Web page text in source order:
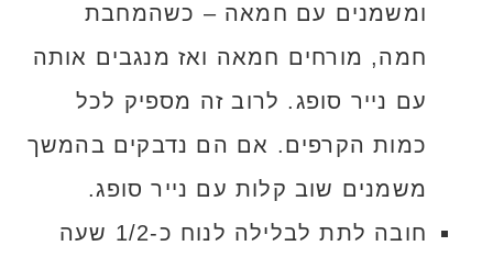
ומשמנים עם חמאה – כשהמחבת
חמה, מורחים חמאה ואז מנגבים אותה
עם נייר סופג. לרוב זה מספיק לכל
כמות הקרפים. אם הם נדבקים בהמשך
משמנים שוב קלות עם נייר סופג.
חובה לתת לבלילה לנוח כ-1/2 שעה